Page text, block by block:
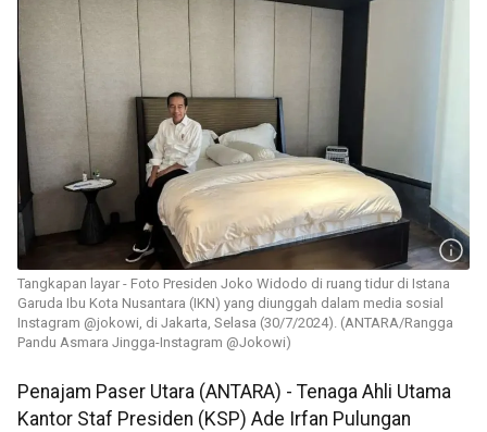
Tangkapan layar - Foto Presiden Joko Widodo di ruang tidur di Istana
Garuda Ibu Kota Nusantara (IKN) yang diunggah dalam media sosial
Instagram @jokowi, di Jakarta, Selasa (30/7/2024). (ANTARA/Rangga
Pandu Asmara Jingga-Instagram @Jokowi)
Penajam Paser Utara (ANTARA) - Tenaga Ahli Utama
Kantor Staf Presiden (KSP) Ade Irfan Pulungan